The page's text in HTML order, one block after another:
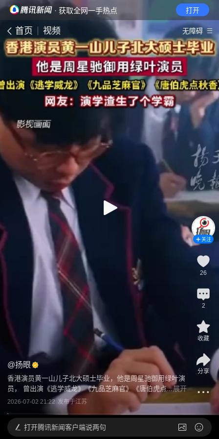
· 获取全网一手热点 打开
首页 视频 无障碍
@扬眼
香港演员黄一山儿子北大硕士毕业，他是周星驰御用绿叶演
员， 曾出演《逃学威龙》《九品芝麻官》《唐伯虎点...展开
2026-07-02 21:22 发布于江苏
关注
26
2
收藏
分享
打开腾讯新闻客户端说两句